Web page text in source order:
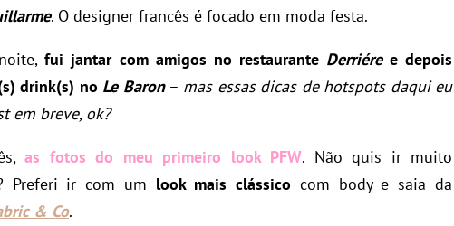
. O designer francês é focado em moda festa.
fui jantar com amigos no restaurante Derriére e depois
drink(s) no Le Baron– mas essas dicas de hotspots daqui eu
em breve, ok?
as fotos do meu primeiro look PFW. Não quis ir muito
Preferi ir com um look mais clássico com body e saia da
& Co.